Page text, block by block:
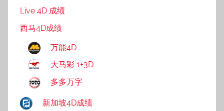
Live 4D 成绩
西马4D成绩
万能4D
大马彩 1+3D
多多万字
新加坡4D成绩